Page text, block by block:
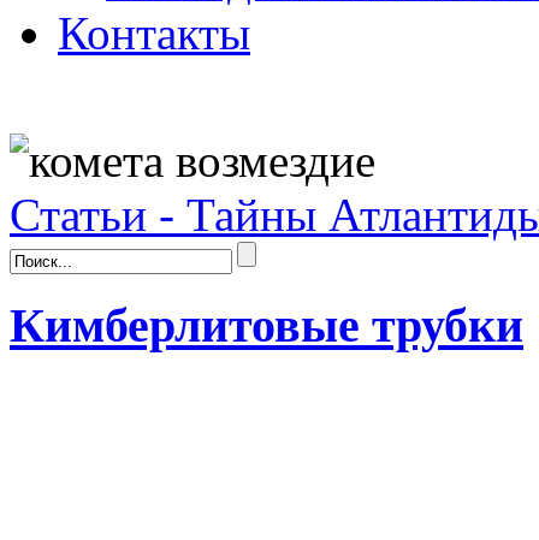
Контакты
Статьи - Тайны
Кимберлитовые трубки